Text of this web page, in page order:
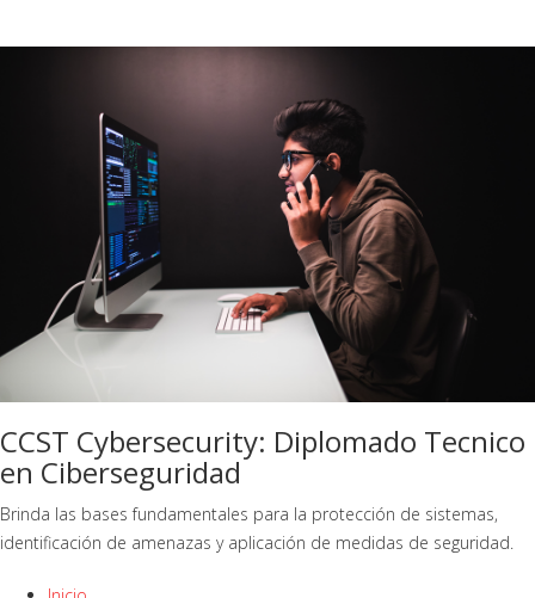
CCST Cybersecurity: Diplomado Tecnico
en Ciberseguridad
Brinda las bases fundamentales para la protección de sistemas,
identificación de amenazas y aplicación de medidas de seguridad.